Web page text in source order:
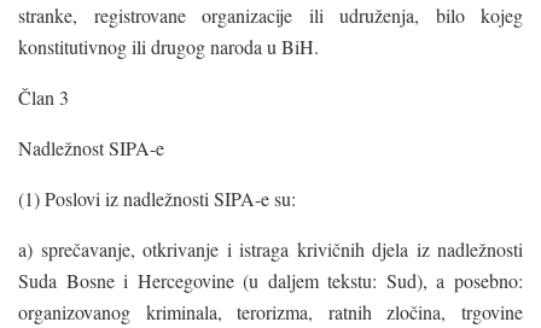
stranke, registrovane organizacije ili udruženja, bilo kojeg
konstitutivnog ili drugog naroda u BiH.
Član 3
Nadležnost SIPA-e
(1) Poslovi iz nadležnosti SIPA-e su:
a) sprečavanje, otkrivanje i istraga krivičnih djela iz nadležnosti
Suda Bosne i Hercegovine (u daljem tekstu: Sud), a posebno:
organizovanog kriminala, terorizma, ratnih zločina, trgovine